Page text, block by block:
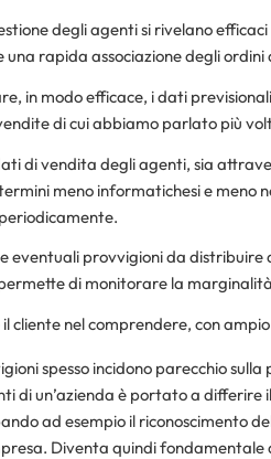
degli agenti si rivelano
rapida associazione degli ordini
in modo efficace, i dati
di cui abbiamo parlato più
di vendita degli agenti, sia
meno informatichesi e meno
eventuali provvigioni da
di monitorare la
cliente nel comprendere, con
spesso incidono parecchio
di un’azienda è portato a differire
ad esempio il riconoscimento
Diventa quindi fondamentale